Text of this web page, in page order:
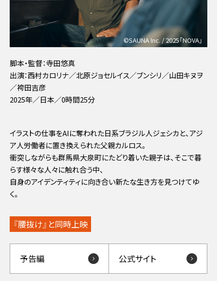
©SAUNA Inc. / 2025「NOVA」
脚本・監督：寺田悠真
出演：西村カロリナ／北原ジョセルイス／ブンシリ／山田キヌヲ
／袴田吉彦
2025年／日本／0時間25分
イラストの仕事をAIに奪われた日系ブラジル人ジェシカと、アジ
ア人労働者に置き換えられた父親カルロス。
衝突しながらも群馬県大泉町にたどり着いた親子は、そこで暮
らす様々な人々に触れ合う中、
自身のアイデンティティに向き合い新たな生き方を見つけてゆ
く。
『腰抜け』と同時上映
予告編 公式サイト